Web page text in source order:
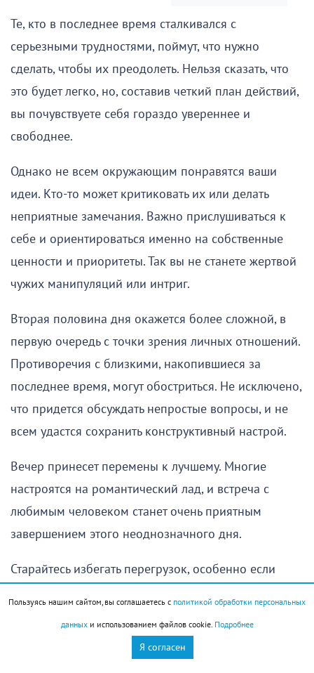
Те, кто в последнее время сталкивался с
серьезными трудностями, поймут, что нужно
сделать, чтобы их преодолеть. Нельзя сказать, что
это будет легко, но, составив четкий план действий,
вы почувствуете себя гораздо увереннее и
свободнее.
Однако не всем окружающим понравятся ваши
идеи. Кто-то может критиковать их или делать
неприятные замечания. Важно прислушиваться к
себе и ориентироваться именно на собственные
ценности и приоритеты. Так вы не станете жертвой
чужих манипуляций или интриг.
Вторая половина дня окажется более сложной, в
первую очередь с точки зрения личных отношений.
Противоречия с близкими, накопившиеся за
последнее время, могут обостриться. Не исключено,
что придется обсуждать непростые вопросы, и не
всем удастся сохранить конструктивный настрой.
Вечер принесет перемены к лучшему. Многие
настроятся на романтический лад, и встреча с
любимым человеком станет очень приятным
завершением этого неоднозначного дня.
Старайтесь избегать перегрузок, особенно если
Пользуясь нашим сайтом, вы соглашаетесь с политикой обработки персональных
данныхи использованием файлов cookie. Подробнее
Я согласен